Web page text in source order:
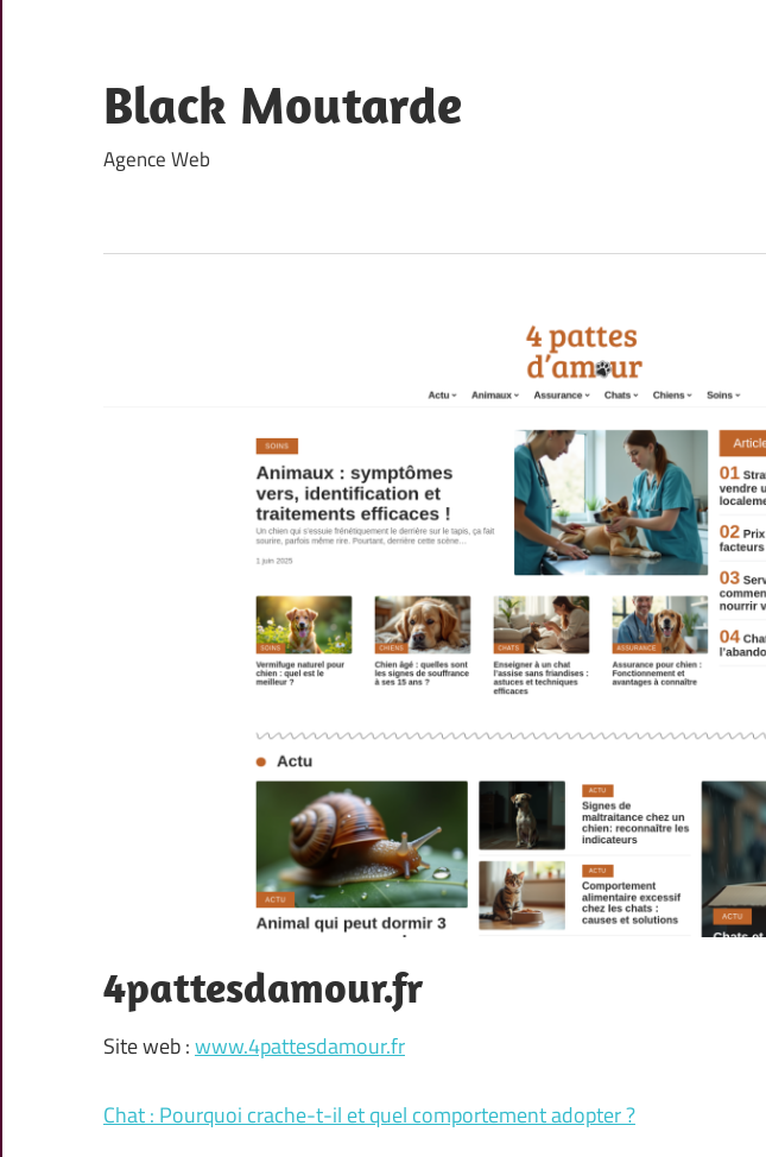
content
Black Moutarde
Agence Web
4pattesdamour.fr
Site web :www.4pattesdamour.fr
Chat : Pourquoi crache-t-il et quel comportement adopter ?